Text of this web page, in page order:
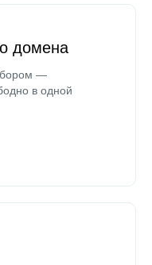
домена
—
в одной